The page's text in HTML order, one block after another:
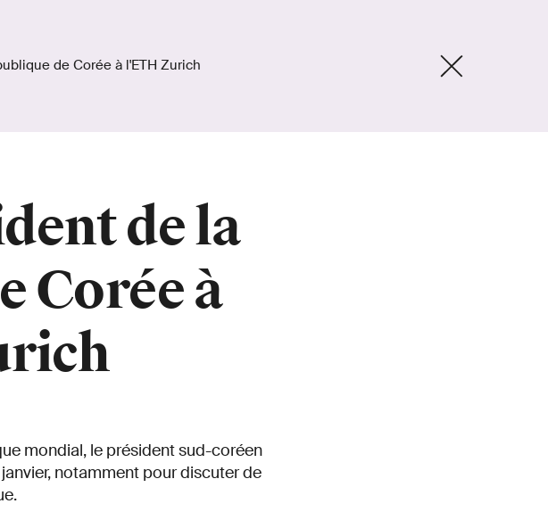
de Corée à l'ETH Zurich
de la
Corée à
mondial, le président sud-coréen
notamment pour discuter de